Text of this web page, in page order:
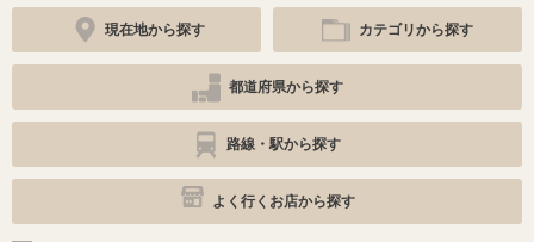
現在地から探す カテゴリから探す
都道府県から探す
路線・駅から探す
よく行くお店から探す